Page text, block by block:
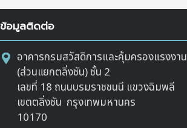
ข้อมูลติดต่อ
อาคารกรมสวัสดิการและคุ้มครองแรงงาน
(ส่วนแยกตลิ่งชัน) ชั้น 2
เลขที่ 18 ถนนบรมราชชนนี แขวงฉิมพลี
เขตตลิ่งชัน กรุงเทพมหานคร
10170